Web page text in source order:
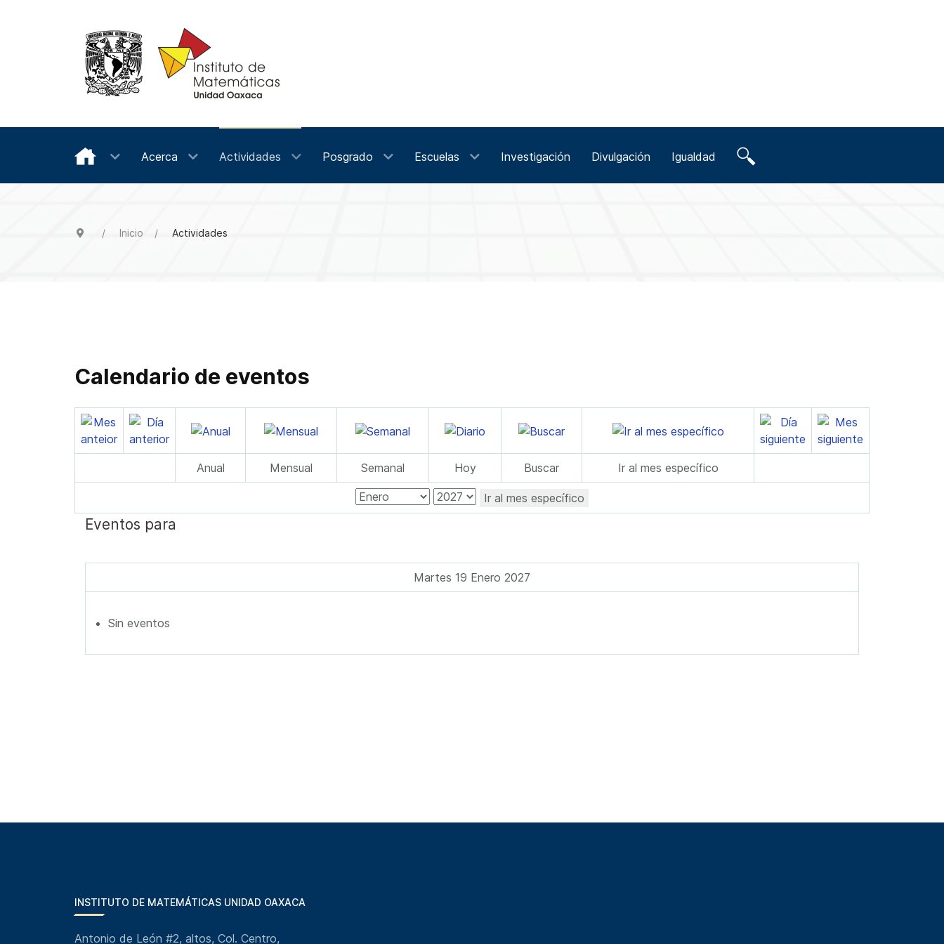
Acerca Actividades Posgrado Escuelas Investigación Divulgación Igualdad
Inicio Actividades
Calendario de eventos
Anual Mensual Semanal Hoy Buscar Ir al mes específico
Ir al mes específico
Eventos para
Martes 19 Enero 2027
Sin eventos
INSTITUTO DE MATEMÁTICAS UNIDAD OAXACA
Antonio de León #2, altos, Col. Centro,